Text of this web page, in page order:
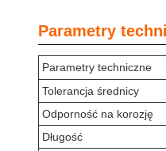
Parametry
Parametry techniczne
Tolerancja średnicy
Odporność na korozję
Długość